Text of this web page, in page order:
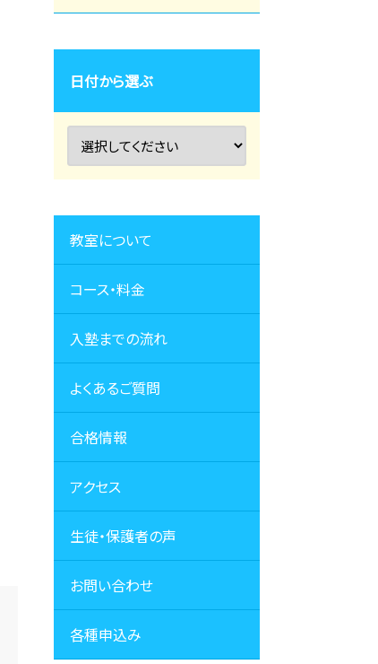
日付から選ぶ
教室について
コース・料金
入塾までの流れ
よくあるご質問
合格情報
アクセス
生徒・保護者の声
お問い合わせ
各種申込み